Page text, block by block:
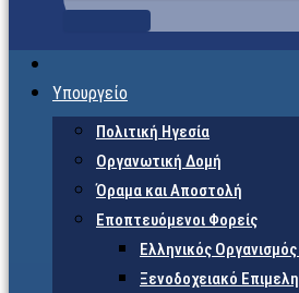
Υπουργείο
Πολιτική Ηγεσία
Οργανωτική Δομή
Όραμα και Αποστολή
Εποπτευόμενοι Φορείς
Eλληνικός
Ξενοδοχειακό